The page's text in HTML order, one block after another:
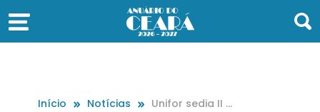
Início Notícias
Unifor sedia II S